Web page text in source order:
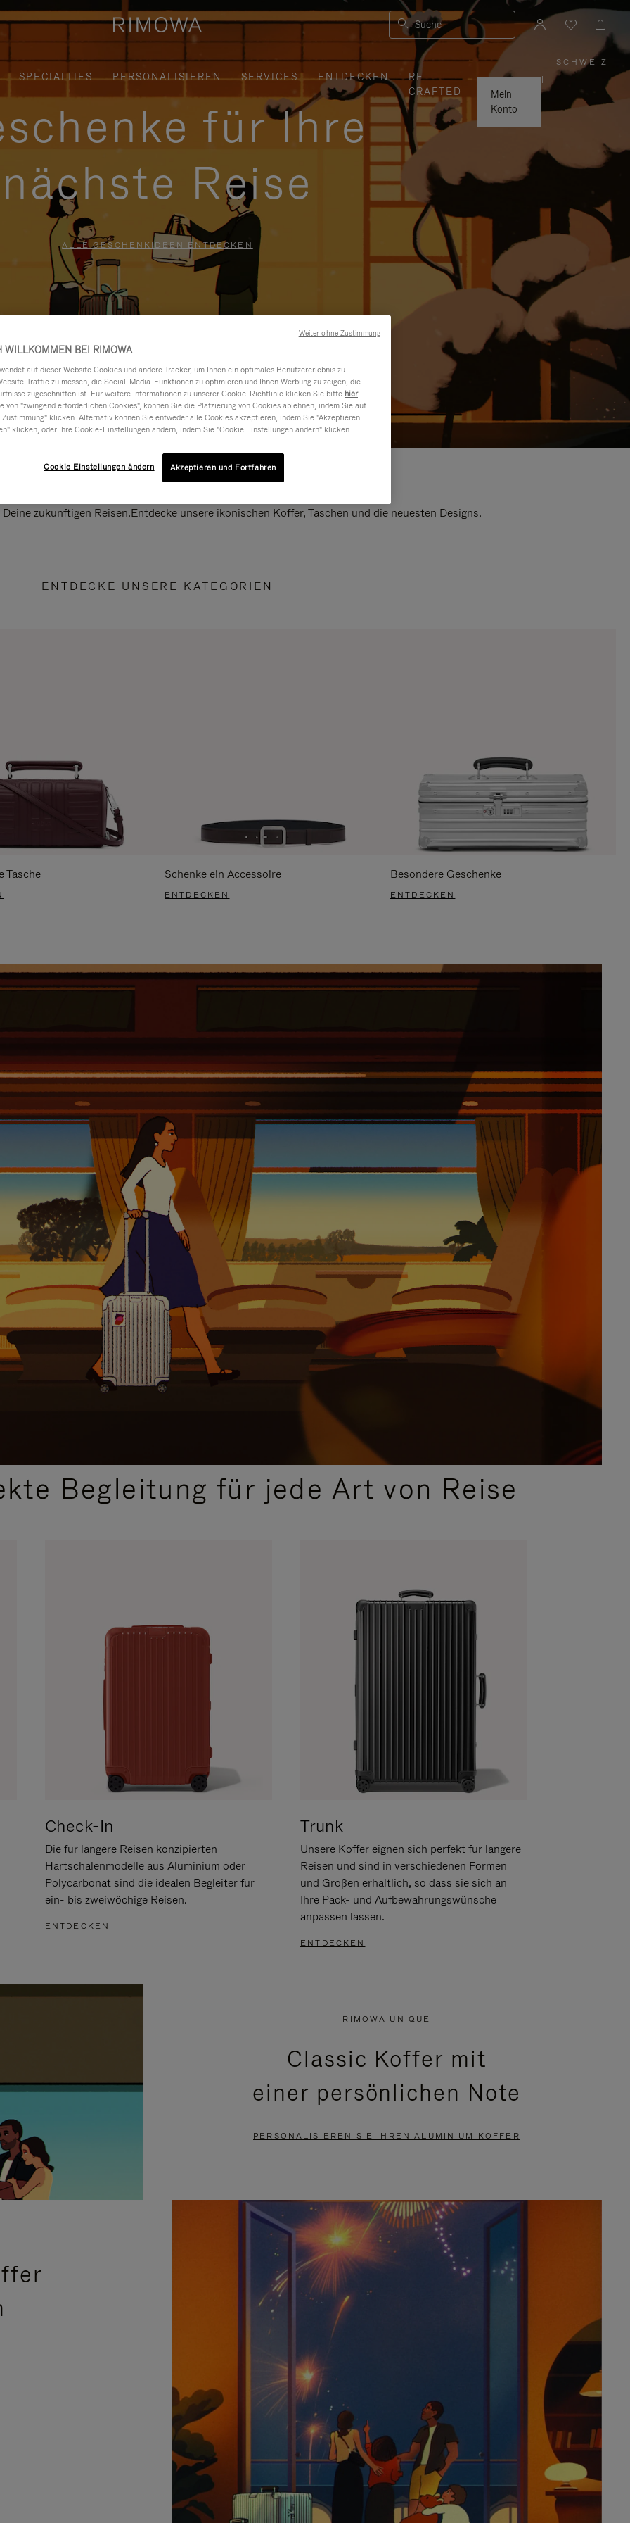
Suche
SPECIALTIES PERSONALISIEREN SERVICES ENTDECKEN
RE-
CRAFTED
Mein
Konto
SCHWEIZ
,
WÄHLEN
IHRE
REGION
AUS
|
für Ihre
nächste Reise
ALLE GESCHENKIDEEN ENTDECKEN
zukünftigen Reisen.Entdecke unsere ikonischen Koffer, Taschen und die neuesten Designs.
ENTDECKE UNSERE KATEGORIEN
Tasche Schenke ein Accessoire
ENTDECKEN
Besondere Geschenke
ENTDECKEN
Begleitung für jede Art von Reise
Check-In
Die für längere Reisen konzipierten
Hartschalenmodelle aus Aluminium oder
Polycarbonat sind die idealen Begleiter für
ein- bis zweiwöchige Reisen.
ENTDECKEN
Trunk
Unsere Koffer eignen sich perfekt für längere
Reisen und sind in verschiedenen Formen
und Größen erhältlich, so dass sie sich an
Ihre Pack- und Aufbewahrungswünsche
anpassen lassen.
ENTDECKEN
RIMOWA UNIQUE
Classic Koffer mit
einer persönlichen Note
PERSONALISIEREN SIE IHREN ALUMINIUM KOFFER
WILLKOMMEN BEI RIMOWA
auf dieser Website Cookies und andere Tracker, um Ihnen ein optimales Benutzererlebnis zu
Traffic zu messen, die Social-Media-Funktionen zu optimieren und Ihnen Werbung zu zeigen, die
zugeschnitten ist. Für weitere Informationen zu unserer Cookie-Richtlinie klicken Sie bitte hier.
von "zwingend erforderlichen Cookies", können Sie die Platzierung von Cookies ablehnen, indem Sie auf
klicken. Alternativ können Sie entweder alle Cookies akzeptieren, indem Sie "Akzeptieren
klicken, oder Ihre Cookie-Einstellungen ändern, indem Sie "Cookie Einstellungen ändern" klicken.
Cookie Einstellungen ändern Akzeptieren und Fortfahren
Weiter ohne Zustimmung